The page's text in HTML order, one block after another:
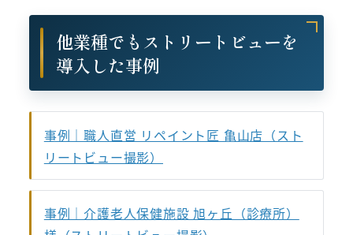
他業種でもストリートビューを
導入した事例
事例｜職人直営 リペイント匠 亀山店（スト
リートビュー撮影）
事例｜介護老人保健施設 旭ヶ丘（診療所）